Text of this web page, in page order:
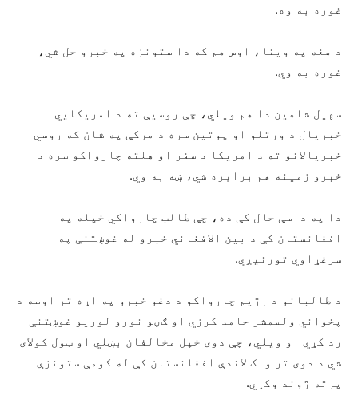
غوره به وه.
د هغه په وینا، اوس هم که دا ستونزه په خبرو حل شي،
غوره به وي.
سهیل شاهین دا هم ویلي، چې روسیې ته د امریکایي
خبریال د ورتلو او پوتین سره د مرکې په شان که روسي
خبریالانو ته د امریکا د سفر او هلته چارواکو سره د
خبرو زمینه هم برابره شي، ښه به وي.
دا په داسې حال کې ده، چې طالب چارواکي خپله په
افغانستان کې د بین الافغاني خبرو له غوښتنې په
سرغړاوي تورنیږي.
د طالبانو د رژیم چارواکو د دغو خبرو په اړه تر اوسه د
پخواني ولسمشر حامد کرزي او ګڼو نورو لوریو غوښتنې
رد کړي او ویلي، چې دوی خپل مخالفان بښلي او ټول کولای
شي د دوی تر واک لاندې افغانستان کې له کومې ستونزې
پرته ژوند وکړي.